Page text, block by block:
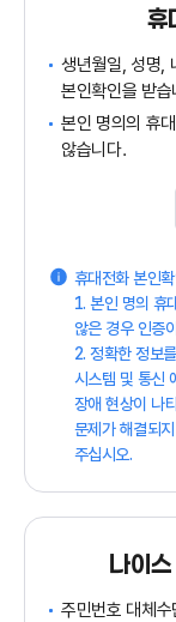
휴
생년월일, 성명,
본인확인을 받습
본인 명의의 휴
않습니다.
휴대전화 본인확
1. 본인 명의 휴
않은 경우 인증
2. 정확한 정보
시스템 및 통신
장애 현상이 나
문제가 해결되
주십시오.
나이
주민번호 대체